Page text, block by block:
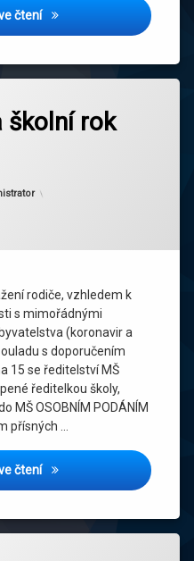
čteníPřijaté děti podle
školní rok
rodiče, vzhledem k
s mimořádnými
(koronavir a
s doporučením
15 se ředitelství MŠ
ředitelkou školy,
MŠ OSOBNÍM PODÁNÍM
přísných …
čteníŘádný zápis na školní rok